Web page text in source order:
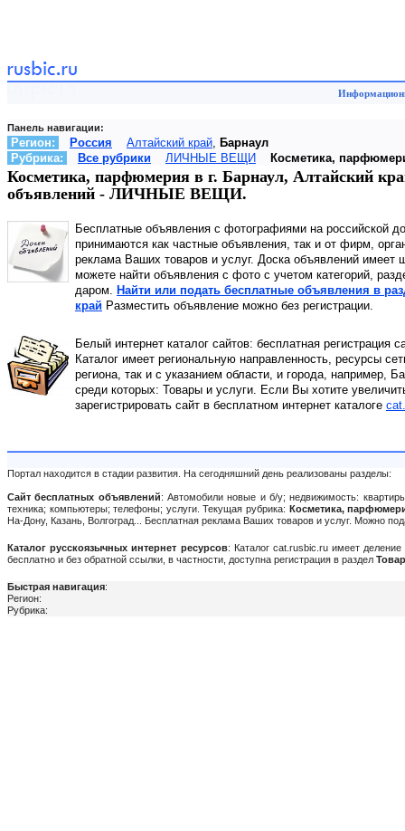
Панель навигации:
Регион: Россия Алтайский край, Барнаул
Рубрика:
Все рубрики ЛИЧНЫЕ ВЕЩИ Косметика,
Косметика, парфюмерия в г. Барнаул, Алтайский
объявлений - ЛИЧНЫЕ ВЕЩИ.
Бесплатные объявления с фотографиями на российской
принимаются как частные объявления, так и от фирм,
реклама Ваших товаров и услуг. Доска объявлений
можете найти объявления с фото с учетом категорий,
даром. Найти или подать бесплатные объявления в
край Разместить объявление можно без регистрации.
Белый интернет каталог сайтов: бесплатная регистрация
Каталог имеет региональную направленность, ресурсы
региона, так и с указанием области, и города, например,
среди которых: Товары и услуги. Если Вы хотите
зарегистрировать сайт в бесплатном интернет каталоге
Портал находится в стадии развития. На сегодняшний день реализованы разделы:
Сайт бесплатных объявлений: Автомобили новые и б/у; недвижимость:
техника; компьютеры; телефоны; услуги. Текущая рубрика: Косметика,
На-Дону, Казань, Волгоград... Бесплатная реклама Ваших товаров и услуг. Можно
Каталог русскоязычных интернет ресурсов: Каталог cat.rusbic.ru имеет
бесплатно и без обратной ссылки, в частности, доступна регистрация в раздел
Быстрая навигация:
Регион:
Рубрика: